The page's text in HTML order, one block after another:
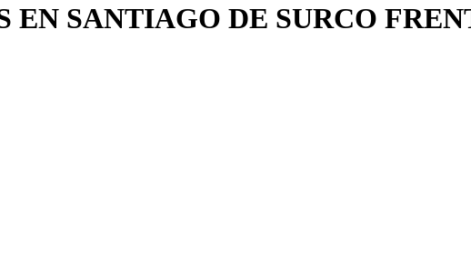
EN SANTIAGO DE SURCO